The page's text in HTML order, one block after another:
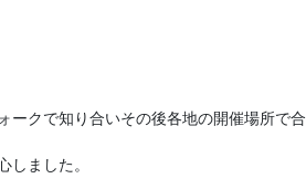
ークで知り合いその後各地の開催場所で合
ました。